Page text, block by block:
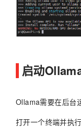
启动
Ollama需要在后台
打开一个终端并执